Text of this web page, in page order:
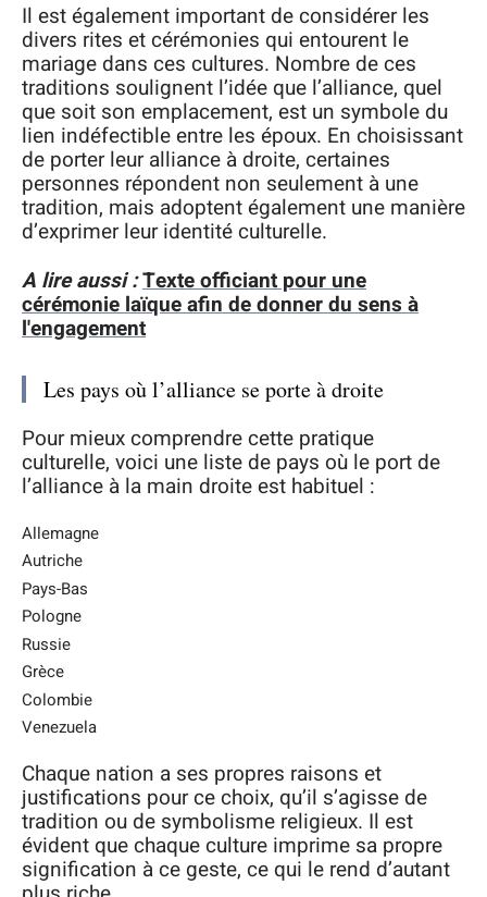
Il est également important de considérer les
divers rites et cérémonies qui entourent le
mariage dans ces cultures. Nombre de ces
traditions soulignent l’idée que l’alliance, quel
que soit son emplacement, est un symbole du
lien indéfectible entre les époux. En choisissant
de porter leur alliance à droite, certaines
personnes répondent non seulement à une
tradition, mais adoptent également une manière
d’exprimer leur identité culturelle.
A lire aussi :Texte officiant pour une
cérémonie laïque afin de donner du sens à
l'engagement
Les pays où l’alliance se porte à droite
Pour mieux comprendre cette pratique
culturelle, voici une liste de pays où le port de
l’alliance à la main droite est habituel :
Allemagne
Autriche
Pays-Bas
Pologne
Russie
Grèce
Colombie
Venezuela
Chaque nation a ses propres raisons et
justifications pour ce choix, qu’il s’agisse de
tradition ou de symbolisme religieux. Il est
évident que chaque culture imprime sa propre
signification à ce geste, ce qui le rend d’autant